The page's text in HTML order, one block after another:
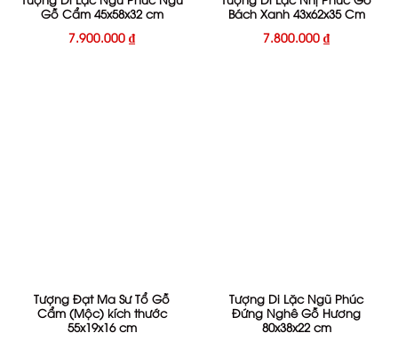
Gỗ Cẩm 45x58x32 cm
7.900.000 ₫
Bách Xanh 43x62x35 Cm
7.800.000 ₫
Tượng Đạt Ma Sư Tổ Gỗ
Cẩm (Mộc) kích thước
55x19x16 cm
Tượng Di Lặc Ngũ Phúc
Đứng Nghê Gỗ Hương
80x38x22 cm